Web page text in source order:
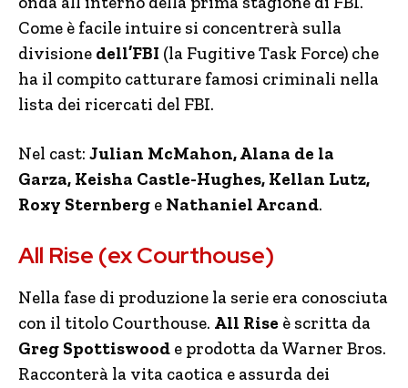
Come è facile intuire si concentrerà sulla
divisione dell’FBI (la Fugitive Task Force) che
ha il compito catturare famosi criminali nella
lista dei ricercati del FBI.
Nel cast: Julian McMahon, Alana de la
Garza, Keisha Castle-Hughes, Kellan Lutz,
Roxy Sternberg e Nathaniel Arcand.
All Rise (ex Courthouse)
Nella fase di produzione la serie era conosciuta
con il titolo Courthouse. All Rise è scritta da
Greg Spottiswood e prodotta da Warner Bros.
Racconterà la vita caotica e assurda dei